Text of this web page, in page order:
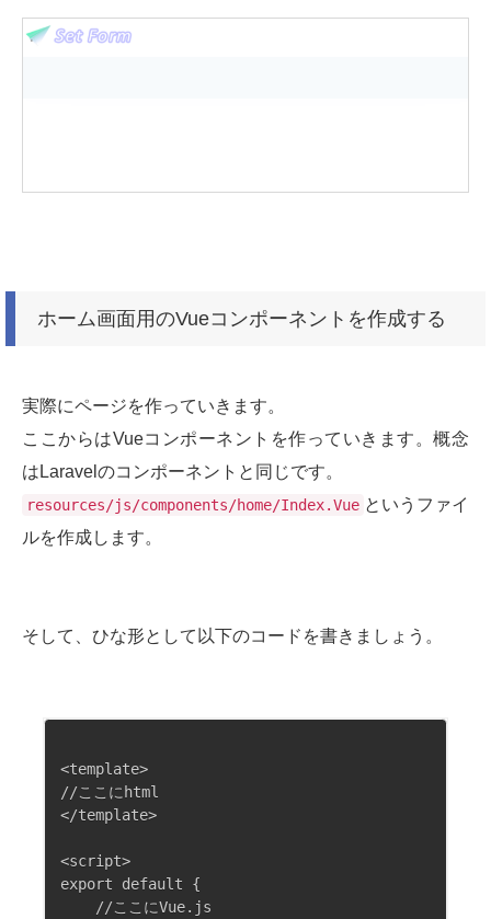
ホーム画面用のVueコンポーネントを作成する
実際にページを作っていきます。
ここからはVueコンポーネントを作っていきます。概念
はLaravelのコンポーネントと同じです。
resources/js/components/home/Index.Vue というファイ
ルを作成します。
そして、ひな形として以下のコードを書きましょう。
<template>
//ここにhtml
</template>
<script>
export default {
    //ここにVue.js